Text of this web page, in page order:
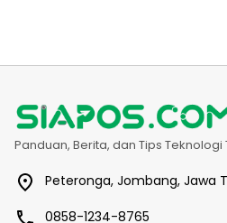
Panduan, Berita, dan Tips
Peteronga, Jombang, Jawa
0858-1234-8765